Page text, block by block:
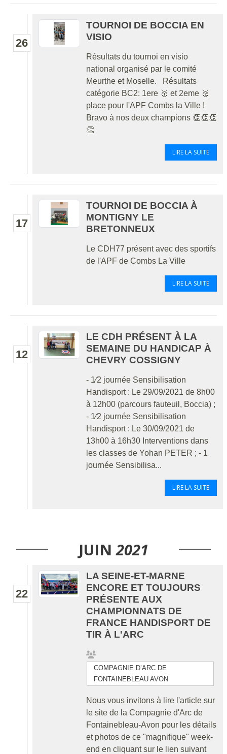
26
TOURNOI DE BOCCIA EN
VISIO
Résultats du tournoi en visio
national organisé par le comité
Meurthe et Moselle. Résultats
catégorie BC2: 1ere 🥇 et 2eme 🥈
place pour l'APF Combs la Ville !
Bravo à nos deux champions 👏👏👏
👏
LIRE LA SUITE
17
TOURNOI DE BOCCIA À
MONTIGNY LE
BRETONNEUX
Le CDH77 présent avec des sportifs
de l'APF de Combs La Ville
LIRE LA SUITE
12
LE CDH PRÉSENT À LA
SEMAINE DU HANDICAP À
CHEVRY COSSIGNY
- 1⁄2 journée Sensibilisation
Handisport : Le 29/09/2021 de 8h00
à 12h00 (parcours fauteuil, Boccia) ;
- 1⁄2 journée Sensibilisation
Handisport : Le 30/09/2021 de
13h00 à 16h30 Interventions dans
les classes de Yohan PETER ; - 1
journée Sensibilisa...
LIRE LA SUITE
JUIN 2021
22
LA SEINE-ET-MARNE
ENCORE ET TOUJOURS
PRÉSENTE AUX
CHAMPIONNATS DE
FRANCE HANDISPORT DE
TIR À L'ARC
COMPAGNIE D’ARC DE
FONTAINEBLEAU AVON
Nous vous invitons à lire l'article sur
le site de la Compagnie d'Arc de
Fontainebleau-Avon pour les détails
et photos de ce "magnifique" week-
end en cliquant sur le lien suivant